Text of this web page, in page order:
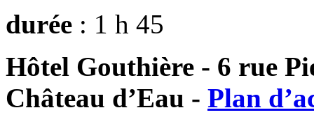
durée : 1 h 45
Hôtel Gouthière - 6 rue
Château d’Eau - Plan